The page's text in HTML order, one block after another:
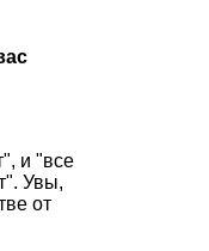
и "все
Увы,
от